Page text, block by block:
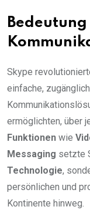
Skype
einfache,
ermöglichten, über
Funktionen wie
Messaging setzte
Technologie,
persönlichen und
Kontinente hinweg.